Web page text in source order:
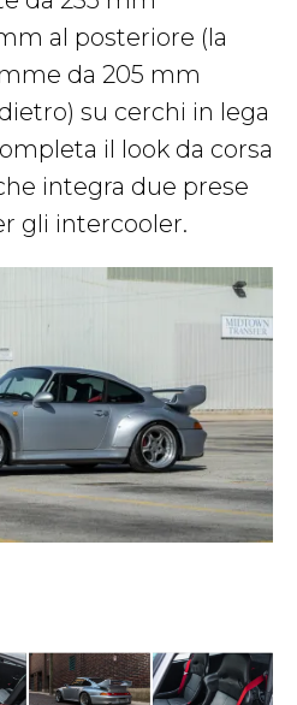
al posteriore (la
da 205 mm
su cerchi in lega
il look da corsa
integra due prese
gli intercooler.